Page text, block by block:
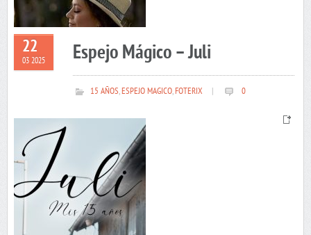
22
03 2025 Espejo Mágico – Juli
15 AÑOS,ESPEJO MAGICO,FOTERIX 0